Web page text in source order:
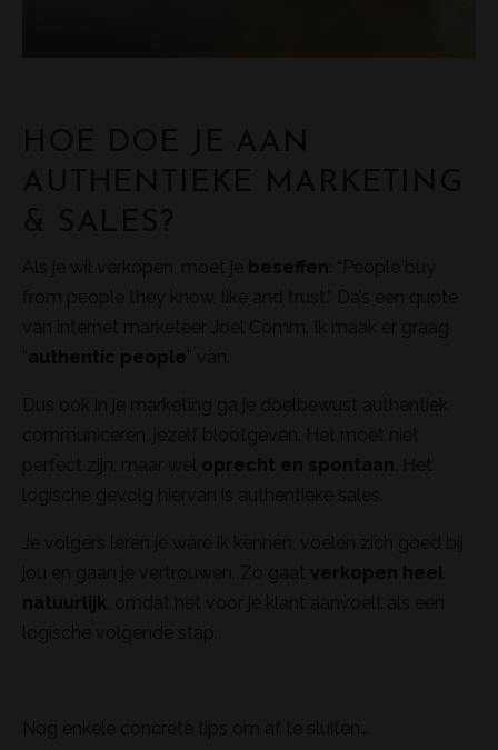
Als je wil verkopen, moet je beseffen: “People buy
from people they know, like and trust.” Da’s een quote
van internet marketeer Joel Comm. Ik maak er graag
“authentic people” van.
Dus ook in je marketing ga je doelbewust authentiek
communiceren, jezelf blootgeven. Het moet niet
perfect zijn, maar wel oprecht en spontaan. Het
logische gevolg hiervan is authentieke sales.
Je volgers leren je ware ik kennen, voelen zich goed bij
jou en gaan je vertrouwen. Zo gaat verkopen heel
natuurlijk, omdat het voor je klant aanvoelt als een
logische volgende stap.
Nog enkele concrete tips om af te sluiten…